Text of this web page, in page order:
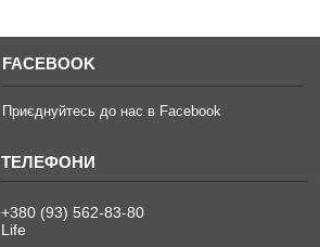
FACEBOOK
Приєднуйтесь до нас в Facebook
+380 (93) 562-83-80
Life